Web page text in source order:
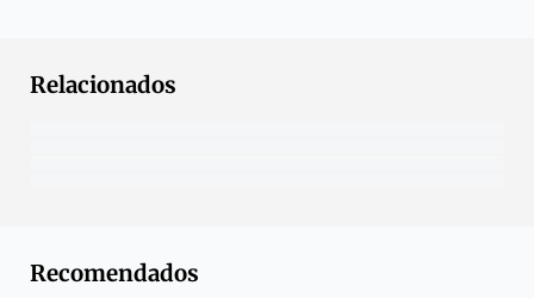
Relacionados
Recomendados